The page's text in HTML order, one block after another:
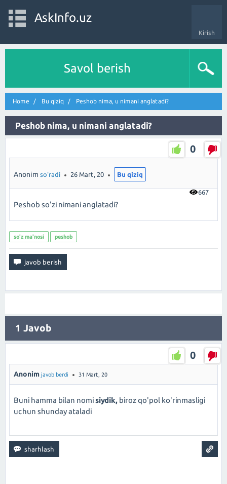
Kirish
AskInfo.uz
Savol berish
Home Bu qiziq Peshob nima, u nimani anglatadi?
Peshob nima, u nimani anglatadi?
0
667
Anonim so'radi 26 Mart, 20 Bu qiziq
Peshob so'zi nimani anglatadi?
so'z ma'nosi peshob
1 Javob
0
Anonim javob berdi 31 Mart, 20
Buni hamma bilan nomisiydik, biroz qo'pol ko'rinmasligi
uchun shunday ataladi